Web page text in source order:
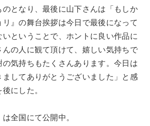
となり、最後に山下さんは「もしか
リ』の舞台挨拶は今日で最後になって
いということで、ホントに良い作品に
んの人に観て頂けて、嬉しい気持ちで
の気持ちもたくさんあります。今日は
してありがとうございました」と感
にした。
は全国にて公開中。